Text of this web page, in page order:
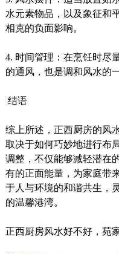
水元素物品，以及象征和
相克的负面影响。
4. 时间管理：在烹饪时尽
的通风，也是调和风水的
结语
综上所述，正西厨房的风
取决于如何巧妙地进行布
调整，不仅能够减轻潜在
有的正面能量，为家庭带
于人与环境的和谐共生，
的温馨港湾。
正西厨房风水好不好，苑